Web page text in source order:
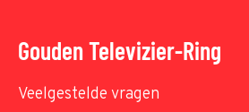
Gouden Televizier-Ring
Veelgestelde vragen